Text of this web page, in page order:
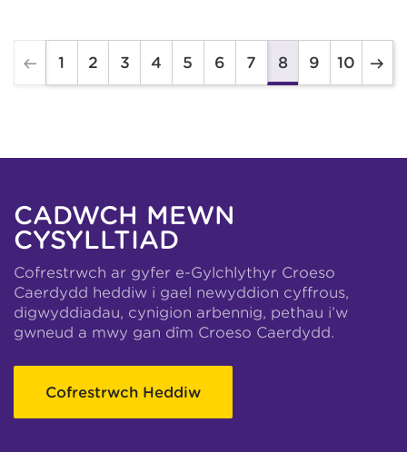
1 2 3 4 5 6 7 8 9 10
CADWCH MEWN
CYSYLLTIAD
Cofrestrwch ar gyfer e-Gylchlythyr Croeso
Caerdydd heddiw i gael newyddion cyffrous,
digwyddiadau, cynigion arbennig, pethau i’w
gwneud a mwy gan dîm Croeso Caerdydd.
Cofrestrwch Heddiw